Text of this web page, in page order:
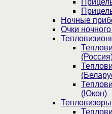
Ночные
Очки
(Юкон)
Тепловизоры